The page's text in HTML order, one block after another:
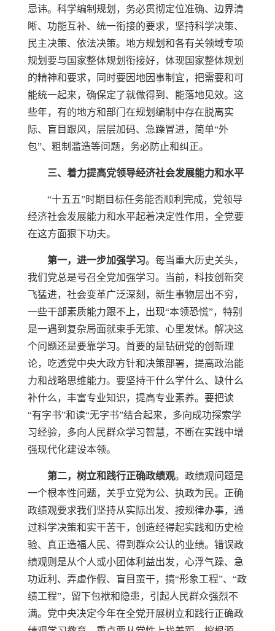
忌讳。科学编制规划，务必贯彻定位准确、边界清
晰、功能互补、统一衔接的要求，坚持科学决策、
民主决策、依法决策。地方规划和各有关领域专项
规划要与国家整体规划衔接好，体现国家整体规划
的精神和要求，同时要因地因事制宜，把需要和可
能统一起来，确保定了就做得到、能落地见效。这
些年，有的地方和部门在规划编制中存在脱离实
际、盲目跟风，层层加码、急躁冒进，简单“外
包”、粗制滥造等问题，务必防止和纠正。
三、着力提高党领导经济社会发展能力和水平
“十五五”时期目标任务能否顺利完成，党领导
经济社会发展能力和水平起着决定性作用，全党要
在这方面狠下功夫。
第一，进一步加强学习。每当重大历史关头，
我们党总是号召全党加强学习。当前，科技创新突
飞猛进，社会变革广泛深刻，新生事物层出不穷，
一些干部素质能力跟不上，出现“本领恐慌”，特别
是一遇到复杂局面就束手无策、心里发怵。解决这
个问题还是要靠学习。首要的是钻研党的创新理
论，吃透党中央大政方针和决策部署，提高政治能
力和战略思维能力。要坚持干什么学什么、缺什么
补什么，丰富专业知识，提高专业素养。要把读
“有字书”和读“无字书”结合起来，多向成功探索学
习经验，多向人民群众学习智慧，不断在实践中增
强现代化建设本领。
第二，树立和践行正确政绩观。政绩观问题是
一个根本性问题，关乎立党为公、执政为民。正确
政绩观要求我们坚持从实际出发、按规律办事，通
过科学决策和实干苦干，创造经得起实践和历史检
验、真正造福人民、得到群众公认的业绩。错误政
绩观则是从个人或小团体利益出发，心浮气躁、急
功近利、弄虚作假、盲目蛮干，搞“形象工程”、“政
绩工程”，留下包袱和隐患，引起人民群众强烈不
满。党中央决定今年在全党开展树立和践行正确政